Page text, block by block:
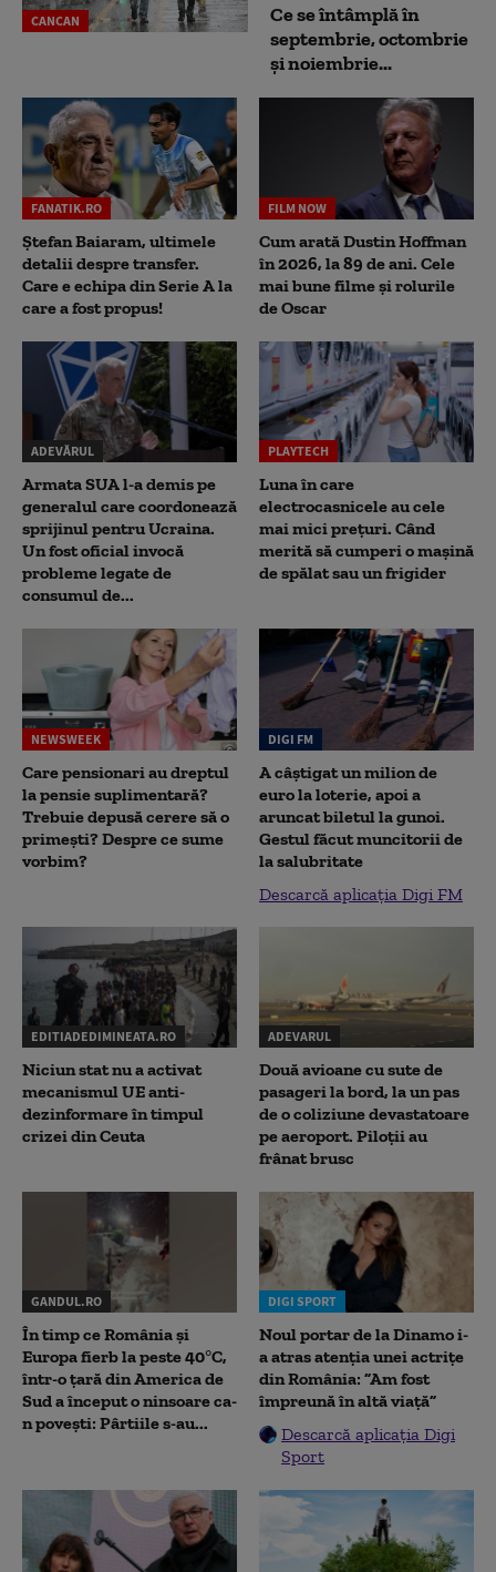
CANCAN
Ce se întâmplă în
septembrie, octombrie
și noiembrie...
FANATIK.RO
Ștefan Baiaram, ultimele
detalii despre transfer.
Care e echipa din Serie A la
care a fost propus!
FILM NOW
Cum arată Dustin Hoffman
în 2026, la 89 de ani. Cele
mai bune filme și rolurile
de Oscar
ADEVĂRUL
Armata SUA l-a demis pe
generalul care coordonează
sprijinul pentru Ucraina.
Un fost oficial invocă
probleme legate de
consumul de...
PLAYTECH
Luna în care
electrocasnicele au cele
mai mici prețuri. Când
merită să cumperi o mașină
de spălat sau un frigider
NEWSWEEK
Care pensionari au dreptul
la pensie suplimentară?
Trebuie depusă cerere să o
primești? Despre ce sume
vorbim?
DIGI FM
A câștigat un milion de
euro la loterie, apoi a
aruncat biletul la gunoi.
Gestul făcut muncitorii de
la salubritate
Descarcă aplicația Digi FM
EDITIADEDIMINEATA.RO
Niciun stat nu a activat
mecanismul UE anti-
dezinformare în timpul
crizei din Ceuta
ADEVARUL
Două avioane cu sute de
pasageri la bord, la un pas
de o coliziune devastatoare
pe aeroport. Piloții au
frânat brusc
GANDUL.RO
În timp ce România și
Europa fierb la peste 40°C,
într-o țară din America de
Sud a început o ninsoare ca-
n povești: Pârtiile s-au...
DIGI SPORT
Noul portar de la Dinamo i-
a atras atenția unei actrițe
din România: ”Am fost
împreună în altă viață”
Descarcă aplicația Digi
Sport